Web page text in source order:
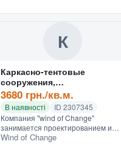
К
Каркасно-тентовые
сооружения,
быстровозводимые
мобильные здания, КТС.
3680 грн./кв.м.
В наявності
ID 2307345
Компания "wind of Change"
занимается проектированием и
производством каркасно-тентовых
Wind of Change